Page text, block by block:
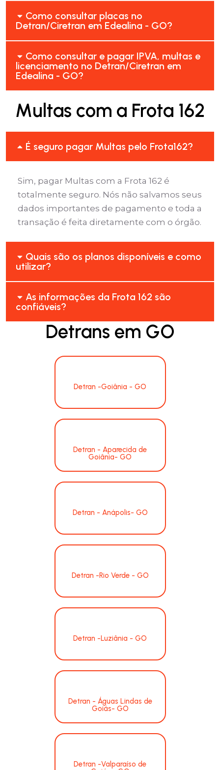
Como consultar placas no
Detran/Ciretran em Edealina - GO?
Como consultar e pagar IPVA, multas e
licenciamento no Detran/Ciretran em
Edealina - GO?
Multas com a Frota 162
É seguro pagar Multas pelo Frota162?
Sim, pagar Multas com a Frota 162 é
totalmente seguro. Nós não salvamos seus
dados importantes de pagamento e toda a
transação é feita diretamente com o órgão.
Quais são os planos disponíveis e como
utilizar?
As informações da Frota 162 são
confiáveis?
Detrans em GO
Detran -Goiânia - GO
Detran - Aparecida de
Goiânia- GO
Detran - Anápolis- GO
Detran -Rio Verde - GO
Detran -Luziânia - GO
Detran - Águas Lindas de
Goiás- GO
Detran -Valparaíso de